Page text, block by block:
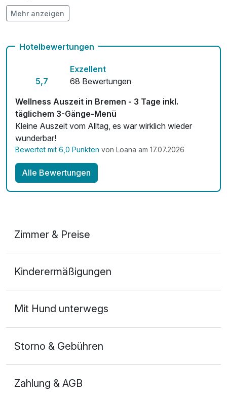
Hunde im Hotel erlaubt für 15,00 € pro Stück / Tag
Fitnessgeräte stehen bereit
Kostenloses W-LAN
Zimmerservice verfügbar
Mit Hotelbar
Mehr anzeigen
Hotelbewertungen
5,7
Exzellent
68 Bewertungen
Wellness Auszeit in Bremen - 3 Tage inkl.
täglichem 3-Gänge-Menü
Kleine Auszeit vom Alltag, es war wirklich wieder
wunderbar!
Bewertet mit 6,0 Punkten von Loana am 17.07.2026
Alle Bewertungen
Zimmer & Preise
2 Erwachsene
Kinderermäßigungen
Mit Hund unterwegs
Storno & Gebühren
Zahlung & AGB